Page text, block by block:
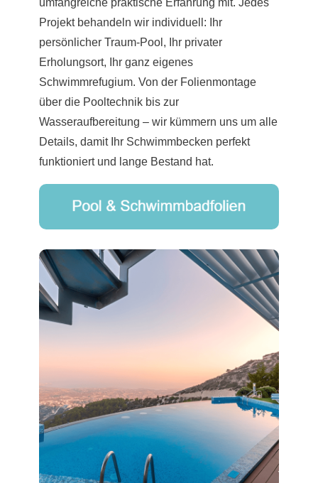
Projekt behandeln wir individuell: Ihr
persönlicher Traum-Pool, Ihr privater
Erholungsort, Ihr ganz eigenes
Schwimmrefugium. Von der Folienmontage
über die Pooltechnik bis zur
Wasseraufbereitung – wir kümmern uns um alle
Details, damit Ihr Schwimmbecken perfekt
funktioniert und lange Bestand hat.